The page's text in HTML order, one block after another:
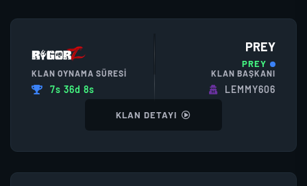
PREY
PREY
KLAN OYNAMA SÜRESI
7s 36d 8s
KLAN BAŞKANI
LEMMY606
KLAN DETAYI